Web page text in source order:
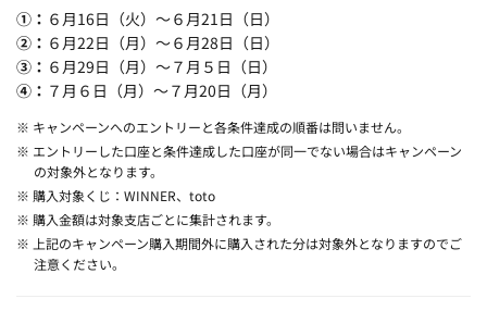
①
６月16日（火）～６月21日（日）
②
６月22日（月）～６月28日（日）
③
６月29日（月）～７月５日（日）
④
７月６日（月）～７月20日（月）
※ キャンペーンへのエントリーと各条件達成の順番は問いません。
※ エントリーした口座と条件達成した口座が同一でない場合はキャンペーン
の対象外となります。
※ 購入対象くじ：WINNER、toto
※ 購入金額は対象支店ごとに集計されます。
※ 上記のキャンペーン購入期間外に購入された分は対象外となりますのでご
注意ください。